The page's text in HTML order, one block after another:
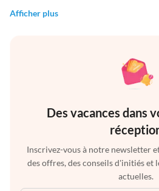
Afficher plus
Des vacances dans
Inscrivez-vous à notre newsletter
des offres, des conseils d'initiés et
actuelles.